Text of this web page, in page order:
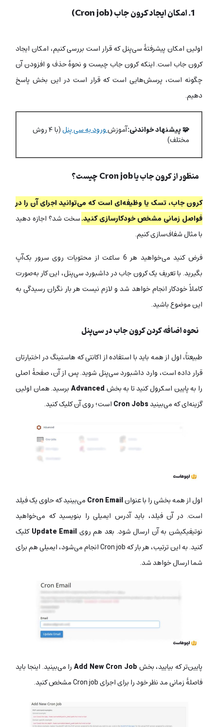
1. امکان ایجاد کرون جاب (Cron job)
اولین امکان پیشرفتۀ سی‌پنل که قرار است بررسی کنیم، امکان ایجاد
کرون جاب است. اینکه کرون جاب چیست و نحوۀ حذف و افزودن آن
چگونه است، پرسش‌هایی است که قرار است در این بخش پاسخ
دهیم.
🧩 پیشنهاد خواندنی:آموزشورود به سی پنل (با ۴ روش
مختلف)
منظور از کرون جاب یا Cron job چیست؟
کرون جاب، تسک یا وظیفه‌ای است که می‌توانید اجرای آن را در
فواصل زمانی مشخص خودکارسازی کنید.سخت شد؟ اجازه دهید
با مثال شفاف‌سازی کنیم.
فرض کنید می‌خواهید هر 6 ساعت از محتویات روی سرور بک‌آپ‌
بگیرید. با تعریف یک کرون جاب در داشبورد سی‌پنل، این کار به‌صورت
کاملاً خودکار انجام خواهد شد و لازم نیست هر بار نگران رسیدگی به
این موضوع باشید.
نحوه اضافه کردن کرون جاب در سی‌پنل
طبیعتاً، اول از همه باید با استفاده از اکانتی که هاستینگ در اختیارتان
قرار داده است، وارد داشبورد سی‌پنل شوید. پس از آن، صفحۀ اصلی
را به پایین اسکرول کنید تا به بخشAdvancedبرسید. همان اولین
گزینه‌ای که می‌بینیدCron Jobsاست؛ روی آن کلیک کنید.
اول از همه بخشی را با عنوانCron Emailمی‌بینید که حاوی یک فیلد
است. در آن فیلد، باید آدرس ایمیلی را بنویسید که می‌خواهید
نوتیفیکیشن به آن ارسال شود. بعد هم رویUpdate Email کلیک
کنید. به این ترتیب، هر بار که Cron job انجام می‌شود، ایمیلی هم برای
شما ارسال خواهد شد.
پایین‌تر که بیایید، بخشAdd New Cron Jobرا می‌بینید. اینجا باید
فاصلۀ زمانی مد نظر خود را برای اجرای Cron job مشخص کنید.